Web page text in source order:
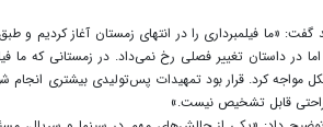
«ما فیلمبرداری را در انتهای زمستان آغاز کردیم و
در داستان تغییر فصلی رخ نمی‌داد. در زمستانی که ما
مواجه کرد. قرار بود تمهیدات پس‌تولیدی بیشتری
قابل تشخیص نیست.»